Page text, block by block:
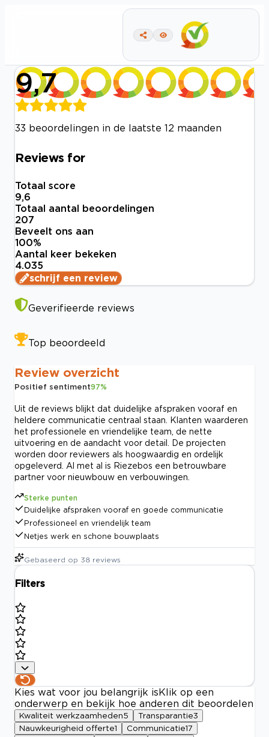
9,7
33 beoordelingen in de laatste 12 maanden
Reviews for
Totaal score
9,6
Totaal aantal beoordelingen
207
Beveelt ons aan
100%
Aantal keer bekeken
4.035
schrijf een review
Geverifieerde reviews
Top beoordeeld
Review overzicht
Positief sentiment97%
Uit de reviews blijkt dat duidelijke afspraken vooraf en
heldere communicatie centraal staan. Klanten waarderen
het professionele en vriendelijke team, de nette
uitvoering en de aandacht voor detail. De projecten
worden door reviewers als hoogwaardig en ordelijk
opgeleverd. Al met al is Riezebos een betrouwbare
partner voor nieuwbouw en verbouwingen.
Sterke punten
Duidelijke afspraken vooraf en goede communicatie
Professioneel en vriendelijk team
Netjes werk en schone bouwplaats
Gebaseerd op 38 reviews
Filters
Kies wat voor jou belangrijk is Klik op een
onderwerp en bekijk hoe anderen dit beoordelen
Kwaliteit werkzaamheden5 Transparantie3
Nauwkeurigheid offerte1 Communicatie17